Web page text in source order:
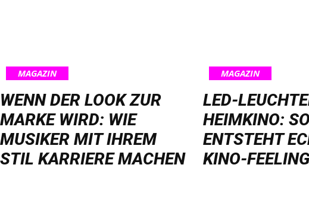
MAGAZIN
WENN DER LOOK ZUR
MARKE WIRD: WIE
MUSIKER MIT IHREM
STIL KARRIERE MACHEN
MAGAZIN
LED-
HEIMKINO:
ENTSTEHT
KINO-